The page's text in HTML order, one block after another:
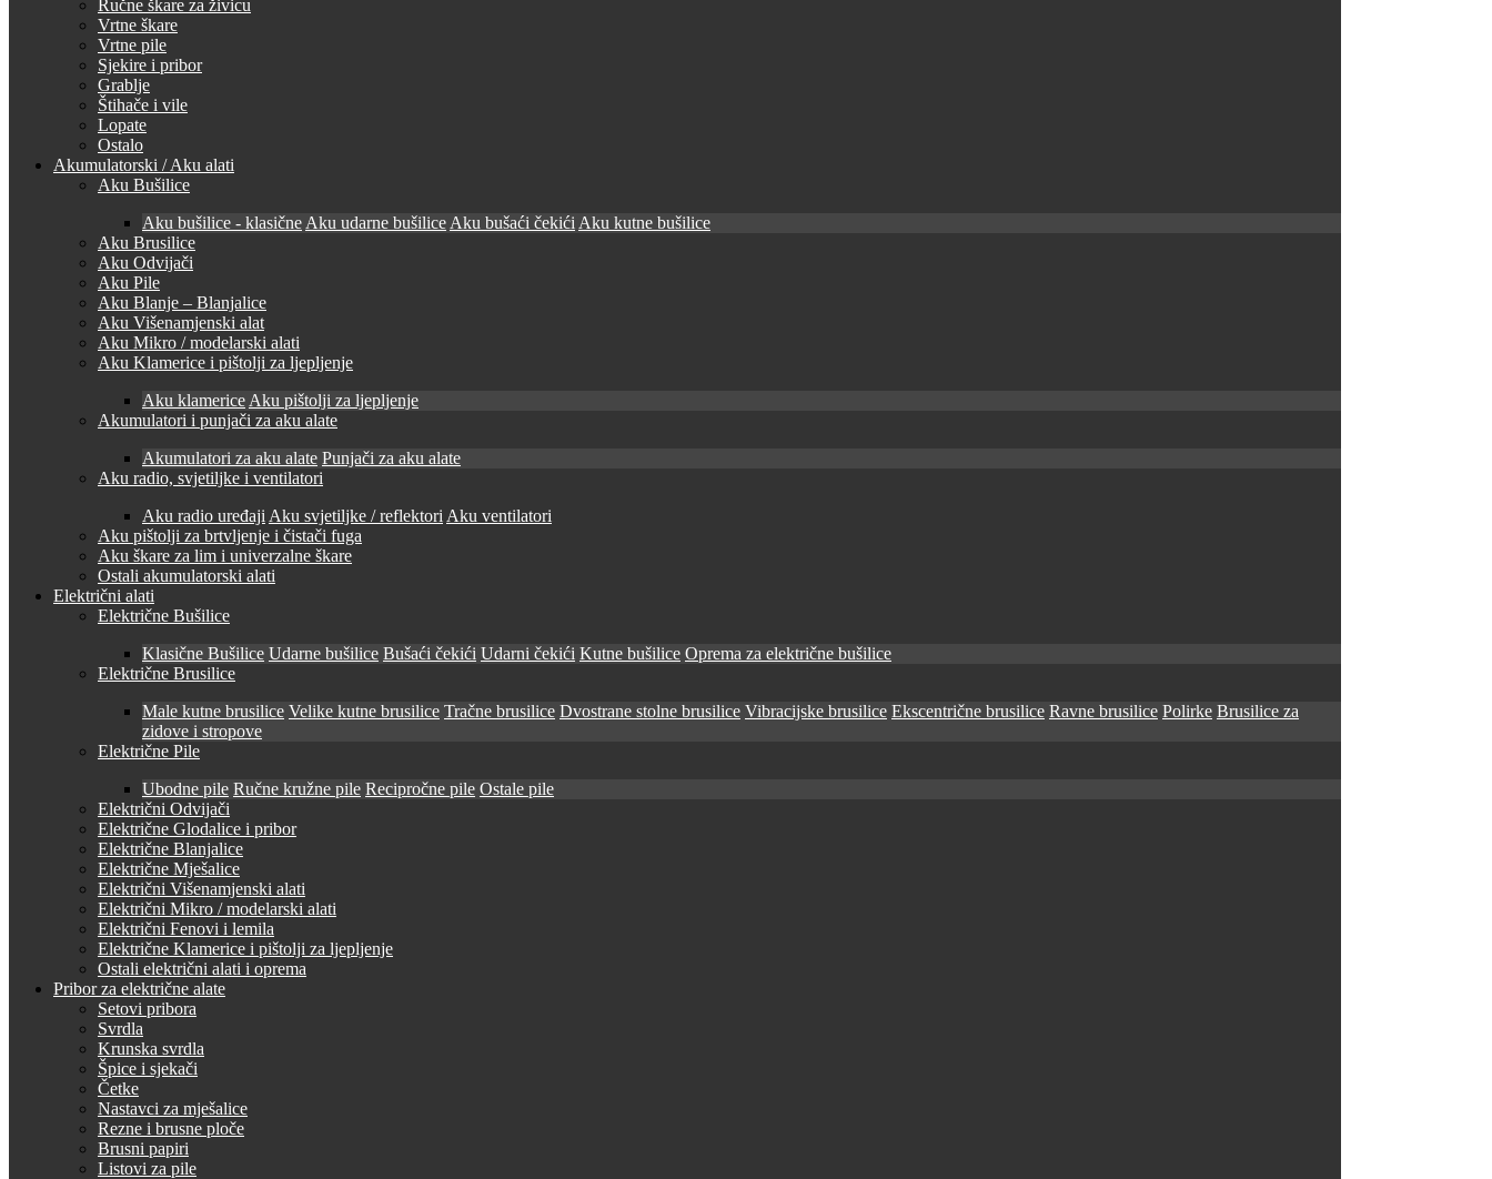
Ručne škare za živicu
Vrtne škare
Vrtne pile
Sjekire i pribor
Grablje
Štihače i vile
Lopate
Ostalo
Akumulatorski / Aku alati
Aku Bušilice
Aku bušilice - klasične Aku udarne bušilice Aku bušaći čekići Aku kutne bušilice
Aku Brusilice
Aku Odvijači
Aku Pile
Aku Blanje – Blanjalice
Aku Višenamjenski alat
Aku Mikro / modelarski alati
Aku Klamerice i pištolji za ljepljenje
Aku klamerice Aku pištolji za ljepljenje
Akumulatori i punjači za aku alate
Akumulatori za aku alate Punjači za aku alate
Aku radio, svjetiljke i ventilatori
Aku radio uređaji Aku svjetiljke / reflektori Aku ventilatori
Aku pištolji za brtvljenje i čistači fuga
Aku škare za lim i univerzalne škare
Ostali akumulatorski alati
Električni alati
Električne Bušilice
Klasične Bušilice Udarne bušilice Bušaći čekići Udarni čekići Kutne bušilice Oprema za električne bušilice
Električne Brusilice
Male kutne brusilice Velike kutne brusilice Tračne brusilice Dvostrane stolne brusilice Vibracijske brusilice Ekscentrične brusilice Ravne brusilice Polirke Brusilice za
zidove i stropove
Električne Pile
Ubodne pile Ručne kružne pile Recipročne pile Ostale pile
Električni Odvijači
Električne Glodalice i pribor
Električne Blanjalice
Električne Mješalice
Električni Višenamjenski alati
Električni Mikro / modelarski alati
Električni Fenovi i lemila
Električne Klamerice i pištolji za ljepljenje
Ostali električni alati i oprema
Pribor za električne alate
Setovi pribora
Svrdla
Krunska svrdla
Špice i sjekači
Četke
Nastavci za mješalice
Rezne i brusne ploče
Brusni papiri
Listovi za pile